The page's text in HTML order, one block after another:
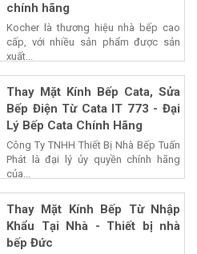
chính hãng
Kocher là thương hiệu nhà bếp cao
cấp, với nhiều sản phẩm được sản
xuất...
Thay Mặt Kính Bếp Cata, Sửa
Bếp Điện Từ Cata IT 773 - Đại
Lý Bếp Cata Chính Hãng
Công Ty TNHH Thiết Bị Nhà Bếp Tuấn
Phát là đại lý ủy quyền chính hãng
của...
Thay Mặt Kính Bếp Từ Nhập
Khẩu Tại Nhà - Thiết bị nhà
bếp Đức